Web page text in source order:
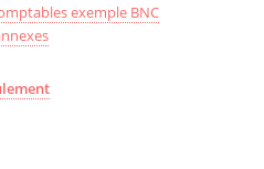
exemple BNC